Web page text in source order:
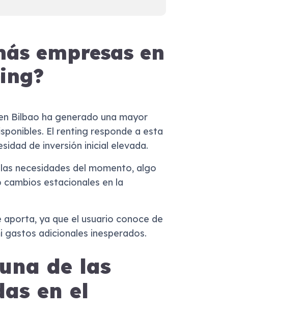
empresas en
Bilbao ha generado una mayor
El renting responde a esta
de inversión inicial elevada.
necesidades del momento, algo
estacionales en la
ya que el usuario conoce de
gastos adicionales inesperados.
de las
en el